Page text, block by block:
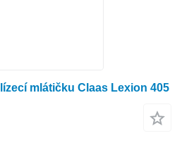
mlátičku Claas Lexion 405